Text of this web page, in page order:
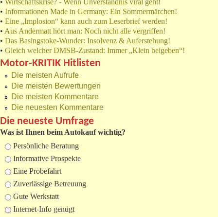
• Wirtschaftskrise? - Wenn Unverständnis viral geht!
• Informationen Made in Germany: Ein Sommermärchen!
• Eine „Implosion“ kann auch zum Leserbrief werden!
• Aus Andermatt hört man: Noch nicht alle vergriffen!
• Das Basingstoke-Wunder: Insolvenz & Auferstehung!
• Gleich welcher DMSB-Zustand: Immer „Klein beigeben“!
Motor-KRITIK Hitlisten
Die meisten Aufrufe
Die meisten Bewertungen
Die meisten Kommentare
Die neuesten Kommentare
Die neueste Umfrage
Was ist Ihnen beim Autokauf wichtig?
Auswahlmöglichkeiten
Persönliche Beratung
Informative Prospekte
Eine Probefahrt
Zuverlässige Betreuung
Gute Werkstatt
Internet-Info genügt